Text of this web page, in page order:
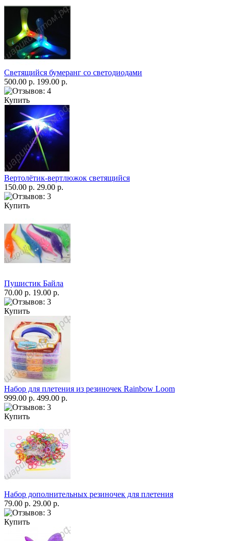
Светящийся бумеранг со светодиодами
500.00 р. 199.00 р.
Купить
Вертолётик-вертлюжок светящийся
150.00 р. 29.00 р.
Купить
Пушистик Байла
70.00 р. 19.00 р.
Купить
Набор для плетения из резиночек Rainbow Loom
999.00 р. 499.00 р.
Купить
Набор дополнительных резиночек для плетения
79.00 р. 29.00 р.
Купить